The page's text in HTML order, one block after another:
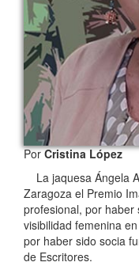
PorCristina López
La jaquesa Ángela
Zaragoza el Premio
profesional, por haber
visibilidad femenina
por haber sido socia
de Escritores.